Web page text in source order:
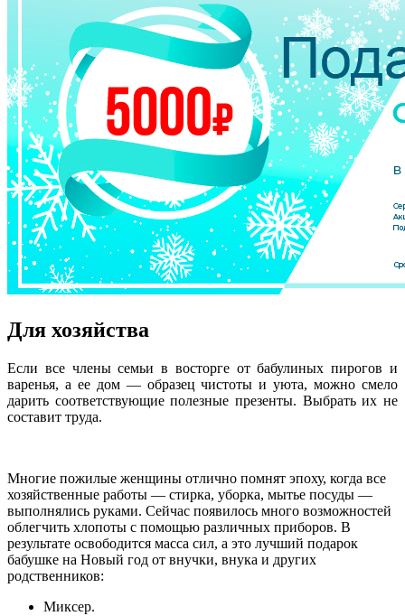
Для хозяйства
Если все члены семьи в восторге от бабулиных пирогов и
варенья, а ее дом — образец чистоты и уюта, можно смело
дарить соответствующие полезные презенты. Выбрать их не
составит труда.
Многие пожилые женщины отлично помнят эпоху, когда все
хозяйственные работы — стирка, уборка, мытье посуды —
выполнялись руками. Сейчас появилось много возможностей
облегчить хлопоты с помощью различных приборов. В
результате освободится масса сил, а это лучший подарок
бабушке на Новый год от внучки, внука и других
родственников:
Миксер.